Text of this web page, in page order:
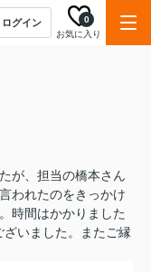
ログイン
お気に入り
0
が、担当の橋本さん
われたのをきっかけ
時間はかかりました
いました。またご縁